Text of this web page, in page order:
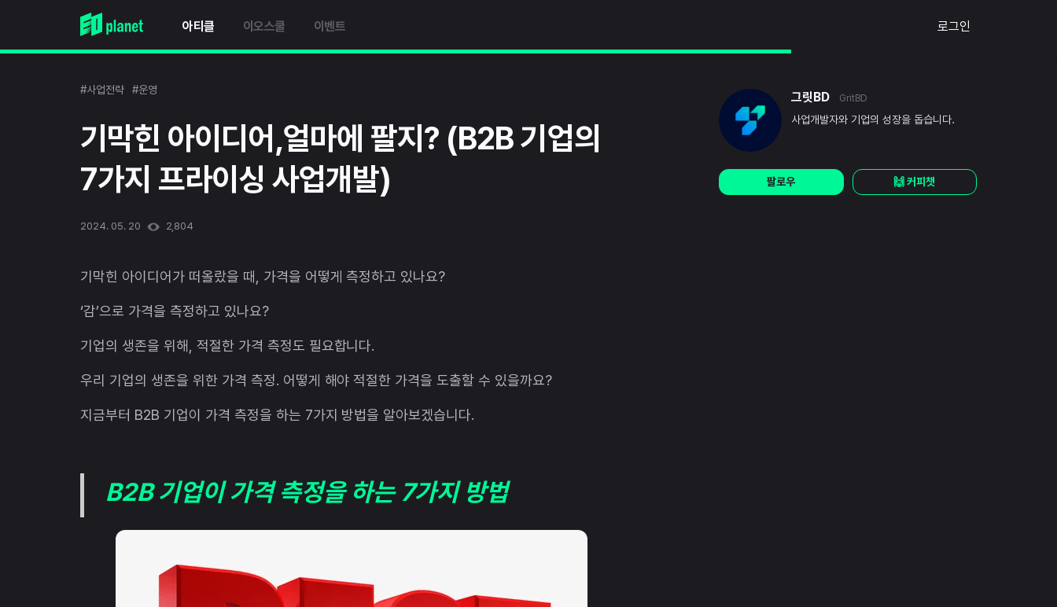
아티클 이오스쿨 이벤트 로그인
#사업전략 #운영
기막힌 아이디어,얼마에 팔지? (B2B 기업의
7가지 프라이싱 사업개발)
2024. 05. 20 2,804
기막힌 아이디어가 떠올랐을 때, 가격을 어떻게 측정하고 있나요?
‘감’으로 가격을 측정하고 있나요?
기업의 생존을 위해, 적절한 가격 측정도 필요합니다.
우리 기업의 생존을 위한 가격 측정. 어떻게 해야 적절한 가격을 도출할 수 있을까요?
지금부터 B2B 기업이 가격 측정을 하는 7가지 방법을 알아보겠습니다.
B2B 기업이 가격 측정을 하는 7가지 방법
그릿BD GritBD
사업개발자와 기업의 성장을 돕습니다.
팔로우 🙌 커피챗